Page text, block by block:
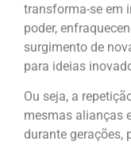
transforma-se em
poder,
surgimento de
para ideias
Ou seja, a
mesmas alianças
durante gerações,